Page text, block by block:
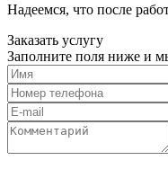
Надеемся, что после
Заказать услугу
Заполните поля ниже и